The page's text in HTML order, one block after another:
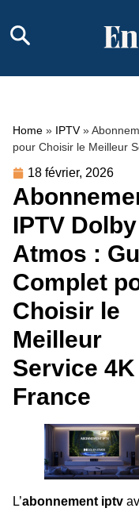
Home » IPTV»
pour Choisir le Meilleur
18 février, 2026
IPTV Dolby
Atmos :
Complet
Choisir le
Meilleur
Service 4K
France
L’abonnement iptv